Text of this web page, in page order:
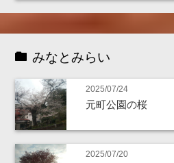
みなとみらい
2025/07/24
元町公園の桜
2025/07/20